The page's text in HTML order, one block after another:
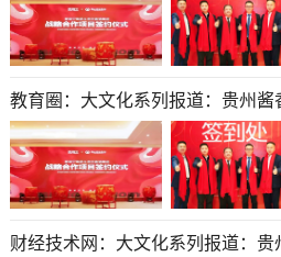
教育圈：大文化系列报道：贵州
财经技术网：大文化系列报道：